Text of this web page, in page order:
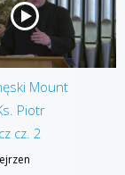
Mount
Piotr
cz. 2